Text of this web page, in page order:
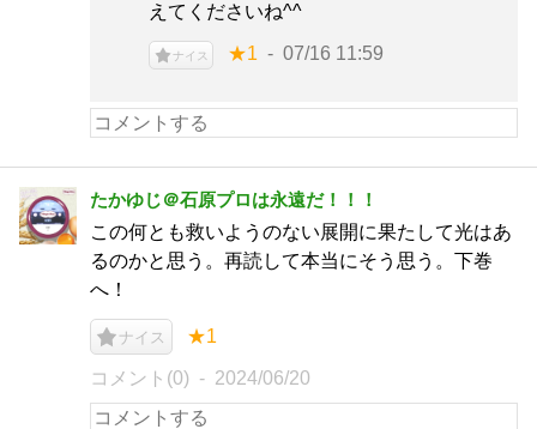
えてくださいね^^
ナイス ★1 07/16 11:59
たかゆじ＠石原プロは永遠だ！！！
この何とも救いようのない展開に果たして光はあ
るのかと思う。再読して本当にそう思う。下巻
へ！
ナイス ★1
コメント(0) 2024/06/20